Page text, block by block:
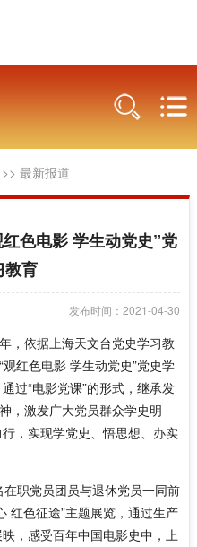
>> 最新报道
色电影 学生动党史”党
教育
发布时间：2021-04-30
，依据上海天文台党史学习教
红色电影 学生动党史”党史学
过“电影党课”的形式，继承发
，激发广大党员群众学史明
，实现学党史、悟思想、办实
职党员团员与退休党员一同前
红色征途”主题展览，通过生产
，感受百年中国电影史中，上